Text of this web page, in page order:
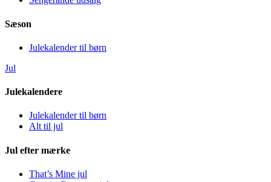
Sæson
Julekalender til børn
Jul
Julekalendere
Julekalender til børn
Alt til jul
Jul efter mærke
That’s Mine jul